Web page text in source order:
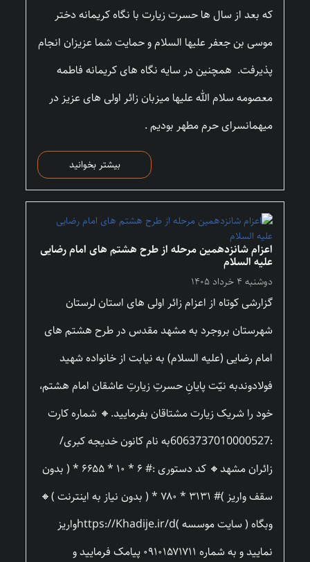
که بعد از سال ها حسرت زیارت با نگاه کریمانه دختر
موسی بن جعفر علیها السلام و حمایت شما عزیزان انجام
پذیرفت. همچنین در سایه نگاه های کریمانه فاطمه
معصومه سلام الله علیها میزبان زائر اولی های عزیز در
میهمانسرای حرم مطهر بودیم .
بیشتر بخوانید
اعزام شانزدهمین مرحله از طرح هشتم های امام رضایی
علیه السلام
دوشنبه ۴ خرداد ۱۴۰۵
گزارشی کوتاه از اعزام زائر اولی های استان لرستان
شهرستان بروجرد به مشهد مقدس در طرح هشتم های
امام رضایی (علیه السلام) به نیابت از خانواده شهید
فولادوندبه نیّت پایانِ حسرتِ زیارتِ عاشقان امام هشتم،
خود را شریک زیارت مشتاقان بفرمایید.🔸 شماره کارت
:6063737010000527به نام کانون خدیجه کبری/
زائران مشهد🔸 کد دستوری :# ۶ * ۱۰ * ۶۶۵۵ * ( بدون
سقف واریز )# ۳۱۳۱ * ۷۸۰ * ( بدون نیاز به اینترنت )🔸
وبگاه ( سایت موسسه )https://Khadije.ir/dواریز
نمایید و به شماره ۰۹۱۰۱۵۷۱۷۱۱ پیامک فرمایید و